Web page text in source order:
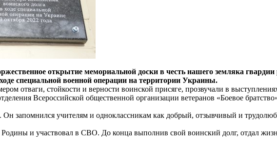
открытие мемориальной доски в честь нашего земляка
специальной военной операции на территории Украины.
отваги, стойкости и верности воинской присяге, прозвучали в
Всероссийской общественной организации ветеранов «Боевое
Он запомнился учителям и одноклассникам как добрый, отзывчивый и
и участвовал в СВО. До конца выполнив свой воинский долг, отдал